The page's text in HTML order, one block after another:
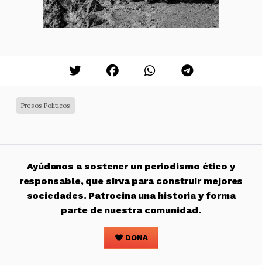
Presos Politicos
Ayúdanos a sostener un periodismo ético y
responsable, que sirva para construir mejores
sociedades. Patrocina una historia y forma
parte de nuestra comunidad.
DONA